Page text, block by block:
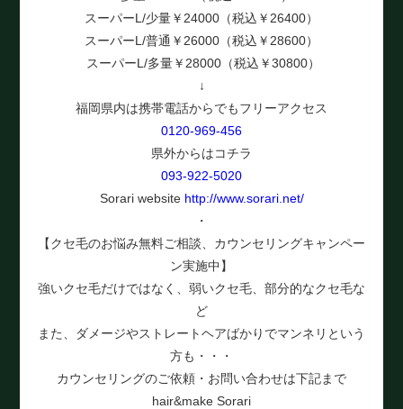
スーパーL/少量￥24000（税込￥26400）
スーパーL/普通￥26000（税込￥28600）
スーパーL/多量￥28000（税込￥30800）
↓
福岡県内は携帯電話からでもフリーアクセス
0120-969-456
県外からはコチラ
093-922-5020
Sorari website http://www.sorari.net/
・
【クセ毛のお悩み無料ご相談、カウンセリングキャンペー
ン実施中】
強いクセ毛だけではなく、弱いクセ毛、部分的なクセ毛な
ど
また、ダメージやストレートヘアばかりでマンネリという
方も・・・
カウンセリングのご依頼・お問い合わせは下記まで
hair&make Sorari